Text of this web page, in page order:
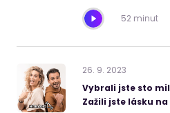
52 minut
26. 9. 2023
Vybrali jste sto
Zažili jste lásku